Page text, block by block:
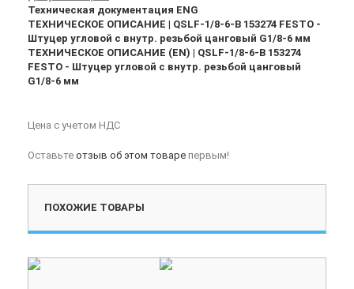
Техническая документация ENG
ТЕХНИЧЕСКОЕ ОПИСАНИЕ | QSLF-1/8-6-B 153274 FESTO -
Штуцер угловой с внутр. резьбой цанговый G1/8-6 мм
ТЕХНИЧЕСКОЕ ОПИСАНИЕ (EN) | QSLF-1/8-6-B 153274
FESTO - Штуцер угловой с внутр. резьбой цанговый
G1/8-6 мм
Цена с учетом НДС
Оставьте отзыв об этом товаре первым!
ПОХОЖИЕ ТОВАРЫ